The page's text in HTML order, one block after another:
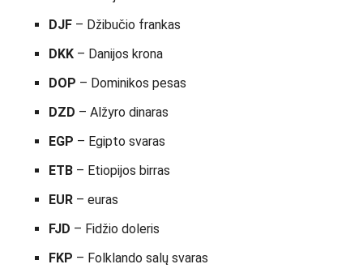
DJF – Džibučio frankas
DKK – Danijos krona
DOP – Dominikos pesas
DZD – Alžyro dinaras
EGP – Egipto svaras
ETB – Etiopijos birras
EUR – euras
FJD – Fidžio doleris
FKP – Folklando salų svaras